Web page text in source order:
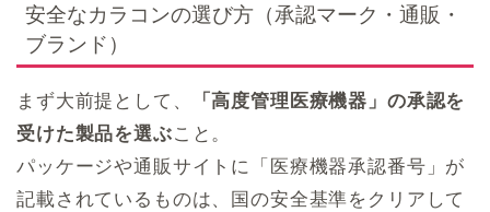
安全なカラコンの選び方（承認マーク・通販・
ブランド）
まず大前提として、
「高度管理医療機器」の承認を
受けた製品を選ぶこと。
パッケージや通販サイトに「医療機器承認番号」が
記載されているものは、国の安全基準をクリアして